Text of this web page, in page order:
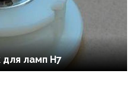
ламп Н7